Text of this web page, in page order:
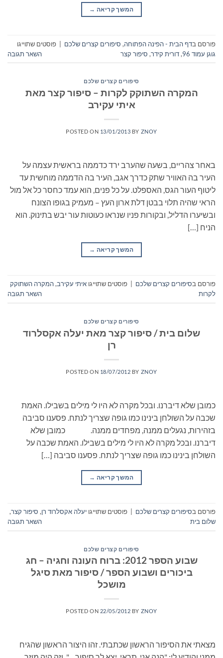
המשך קריאה →
פורסם בדף הבית - הפינה הפתוחה, סיפורים קצרים שלכם
פוסטים שתוייגו
גוגן עמוד 96
,דורית קידר, סיפור קצר השאר תגובה
סיפורים קצרים שלכם
המקרה השתוקק לקרות – סיפור קצר מאת
איתי עקירב
POSTED ON 13/01/2013 BY ZNOY
באחר צהריים, בשעה שהערב ירד כדממה בראשית עצמה על
העיר בה האוויר שתק כדרך אגב, העיר בה הדממה מוחשית עד
ליטוף העור הגס, האספלט. על כל פנים, הוא עמד כחסר כל אל מול
הראי שהיה תלוי בבטן דלת ארון העץ – מעמיק בגופו הצונח
ובשיערו הדליל, ובקורות פניו שנראו כעוטות עור יבש בתינוק. הוא
הניח […]
המשך קריאה →
פורסם בסיפורים קצרים שלכם פוסטים שתוייגו איתי עקירב,המקרה השתוקק
לקרות
השאר תגובה
סיפורים קצרים שלכם
שלום בית / סיפור קצר מאת יעלה אקסלרוד
רן
POSTED ON 18/07/2012 BY ZNOY
כמובן שלא דיברנו. ובכל מקרה לא היו לי מילים בשבילו. האמת
שכבה על השולחן בינינו כמו גופה שצריך לנתח. פסענו סביבה
בזהירות, נגעלים ממנה, מפחדים ממנה. כמובן שלא
דיברנו. ובכל מקרה לא היו לי מילים בשבילו. האמת שכבה על
השולחן בינינו כמו גופה שצריך לנתח. פסענו סביבה […]
המשך קריאה →
פורסם בסיפורים קצרים שלכם פוסטים שתוייגו יעלה אקסלרוד רן, סיפור קצר,
שלום בית
השאר תגובה
סיפורים קצרים שלכם
שבוע הספר 2012: ברוח העונה וחגיה – חג
ביכורים ושבוע הספר / סיפור מאת סיגל
מושכל
POSTED ON 22/05/2012 BY ZNOY
מצאתי את הסיפור הראשון שכתבתי. זהו היצור הראשון שהגיח